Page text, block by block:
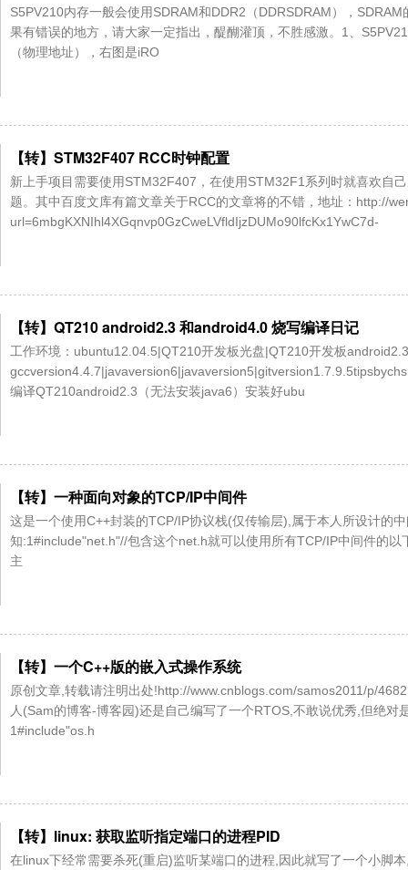
S5PV210内存一般会使用SDRAM和DDR2（DDRSDRAM），
果有错误的地方，请大家一定指出，醍醐灌顶，不胜感激。1、
（物理地址），右图是iRO
【转】STM32F407 RCC时钟配置
新上手项目需要使用STM32F407，在使用STM32F1系列时就喜欢自
题。其中百度文库有篇文章关于RCC的文章将的不错，地址：http://
url=6mbgKXNIhl4XGqnvp0GzCweLVfldIjzDUMo90lfcKx1YwC7d-
【转】QT210 android2.3 和android4.0 烧写编译日记
工作环境：ubuntu12.04.5|QT210开发板光盘|QT210开发板
编译QT210android2.3（无法安装java6）安装好ubu
【转】一种面向对象的TCP/IP中间件
这是一个使用C++封装的TCP/IP协议栈(仅传输层),属于本人所设计的
知:1#include"net.h"//包含这个net.h就可以使用所有TCP/IP中间件的
主
【转】一个C++版的嵌入式操作系统
原创文章,转载请注明出处!http://www.cnblogs.com/samos2011/p/
人(Sam的博客-博客园)还是自己编写了一个RTOS,不敢说优秀,但绝
1#include"os.h
【转】linux: 获取监听指定端口的进程PID
在linux下经常需要杀死(重启)监听某端口的进程,因此就写了一个小脚